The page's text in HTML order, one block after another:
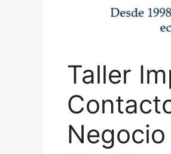
Taller
Negocio